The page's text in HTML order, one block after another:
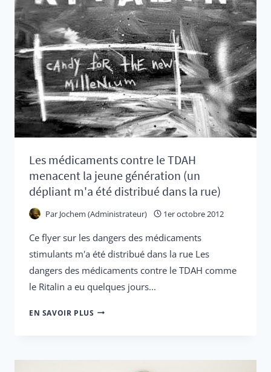
RITALIN
ET
DU
CONCERTA
Les médicaments contre le TDAH
menacent la jeune génération (un
dépliant m'a été distribué dans la rue)
Par Jochem (Administrateur) 1er octobre 2012
Ce flyer sur les dangers des médicaments
stimulants m'a été distribué dans la rue Les
dangers des médicaments contre le TDAH comme
le Ritalin a eu quelques jours...
EN SAVOIR PLUS LES
LE